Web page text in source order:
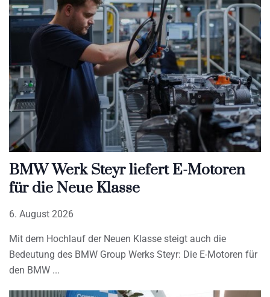
BMW Werk Steyr liefert E-Motoren
für die Neue Klasse
6. August 2026
Mit dem Hochlauf der Neuen Klasse steigt auch die
Bedeutung des BMW Group Werks Steyr: Die E-Motoren für
den BMW